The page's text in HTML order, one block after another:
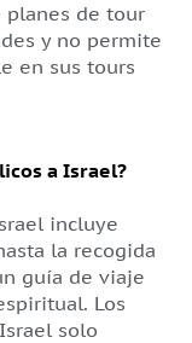
planes de tour
y no permite
en sus tours
a Israel?
incluye
la recogida
guía de viaje
Los
solo